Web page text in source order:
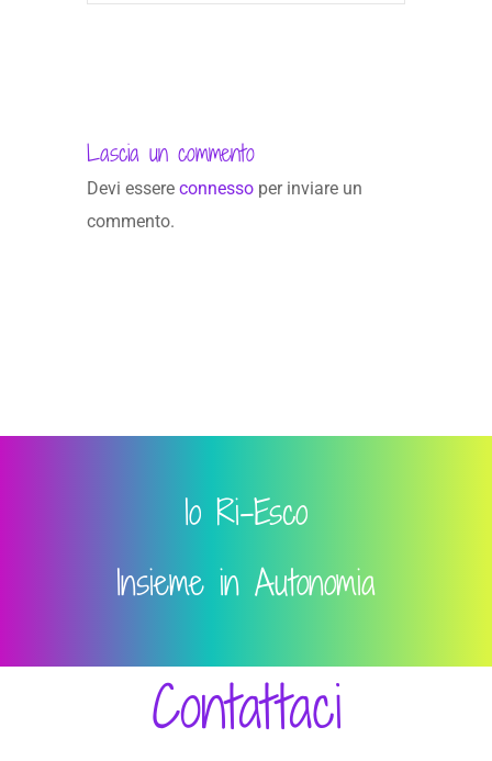
Lascia un commento
Devi essere connesso per inviare un
commento.
Io Ri-Esco
Insieme in Autonomia
Contattaci